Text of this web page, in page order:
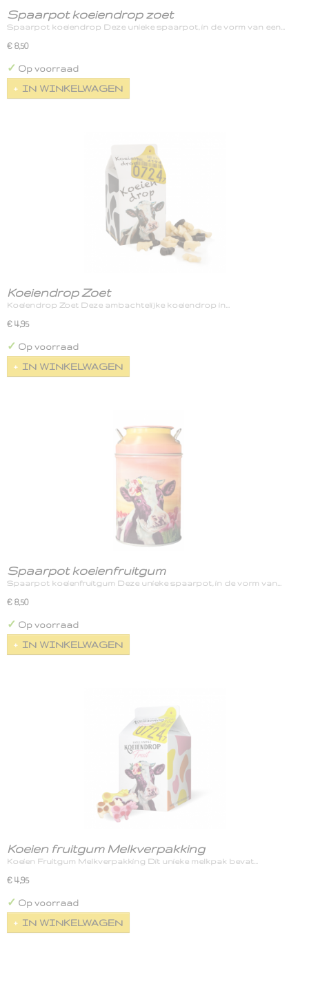
Spaarpot koeiendrop zoet
Spaarpot koeiendrop Deze unieke spaarpot, in de vorm van een…
€ 8,50
✓ Op voorraad
IN WINKELWAGEN
Koeiendrop Zoet
Koeiendrop Zoet Deze ambachtelijke koeiendrop in…
€ 4,95
✓ Op voorraad
IN WINKELWAGEN
Spaarpot koeienfruitgum
Spaarpot koeienfruitgum Deze unieke spaarpot, in de vorm van…
€ 8,50
✓ Op voorraad
IN WINKELWAGEN
Koeien fruitgum Melkverpakking
Koeien Fruitgum Melkverpakking Dit unieke melkpak bevat…
€ 4,95
✓ Op voorraad
IN WINKELWAGEN